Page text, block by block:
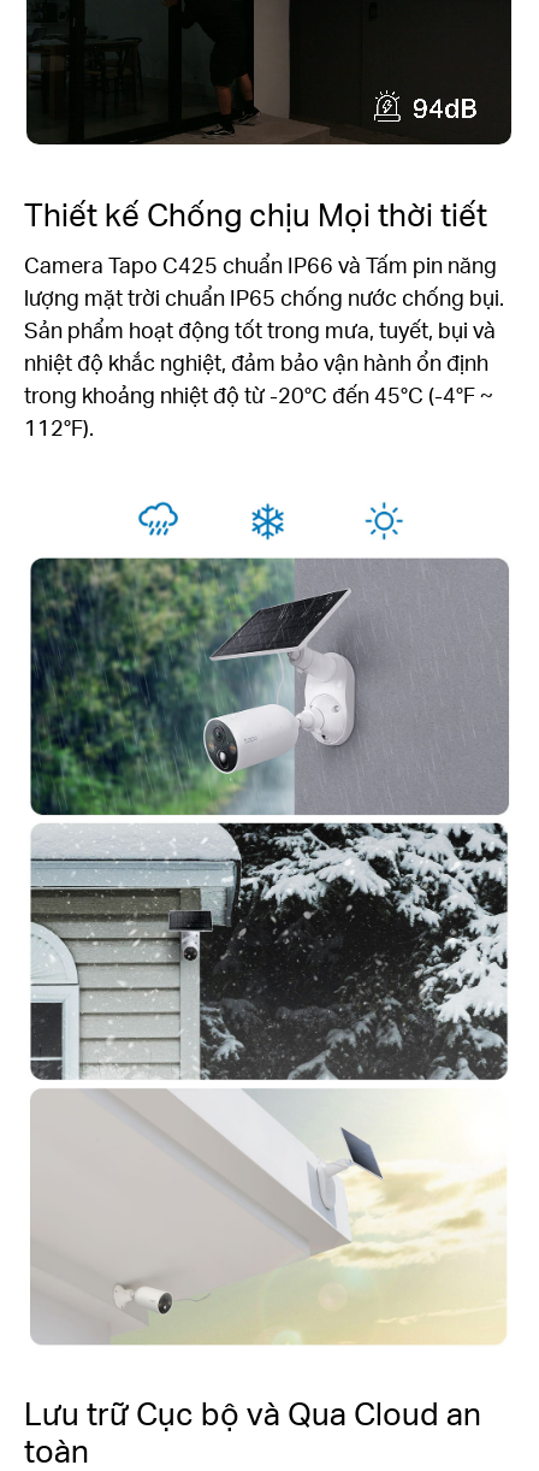
Thiết kế Chống chịu Mọi thời tiết
Camera Tapo C425 chuẩn IP66 và Tấm pin năng
lượng mặt trời chuẩn IP65 chống nước chống bụi.
Sản phẩm hoạt động tốt trong mưa, tuyết, bụi và
nhiệt độ khắc nghiệt, đảm bảo vận hành ổn định
trong khoảng nhiệt độ từ -20°C đến 45°C (-4°F ~
112°F).
Lưu trữ Cục bộ và Qua Cloud an
toàn